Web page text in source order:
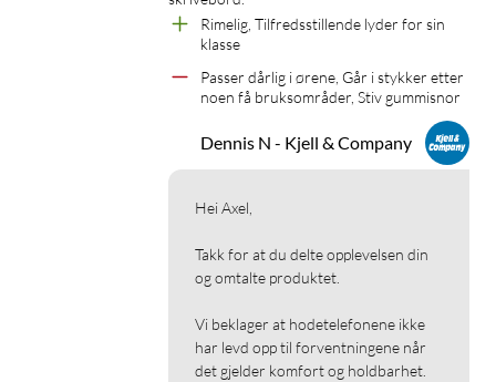
Rimelig, Tilfredsstillende lyder for sin
klasse
Passer dårlig i ørene, Går i stykker etter
noen få bruksområder, Stiv gummisnor
Dennis N - Kjell & Company
Hei Axel,
Takk for at du delte opplevelsen din
og omtalte produktet.
Vi beklager at hodetelefonene ikke
har levd opp til forventningene når
det gjelder komfort og holdbarhet.